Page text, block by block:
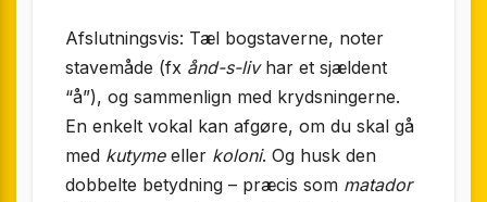
Afslutningsvis: Tæl bogstaverne, noter
stavemåde (fx ånd-s-livhar et sjældent
“å”), og sammenlign med krydsningerne.
En enkelt vokal kan afgøre, om du skal gå
med kutymeeller koloni. Og husk den
dobbelte betydning – præcis som matador